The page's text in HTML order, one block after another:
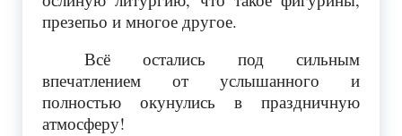
презепьо и многое другое.
Всё остались под сильным
впечатлением от услышанного и
полностью окунулись в праздничную
атмосферу!